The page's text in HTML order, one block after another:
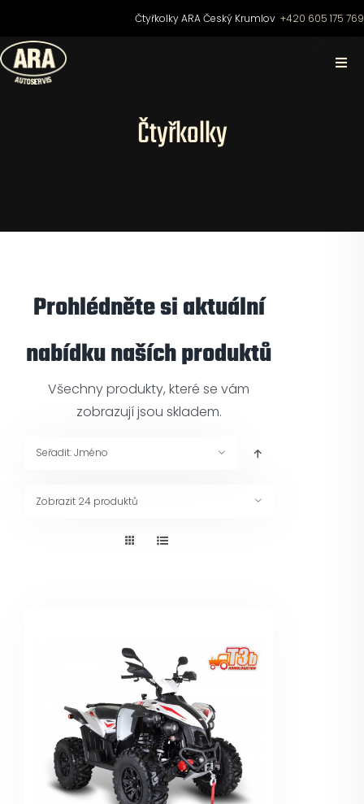
obsah
Čtyřkolky ARA Český Krumlov+420 605 175 769
Skútry
Čtyřkolky
Prohlédněte si aktuální
nabídku naších produktů
Všechny produkty, které se vám
zobrazují jsou skladem.
Seřadit:Jméno
Zobrazit 24 produktů